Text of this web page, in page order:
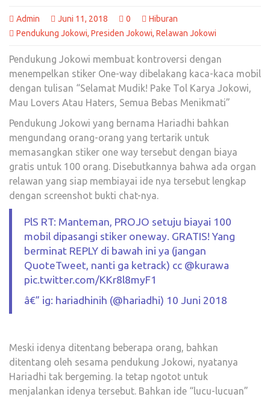
Admin Juni 11, 2018 0
Hiburan
Pendukung Jokowi, Presiden Jokowi, Relawan Jokowi
Pendukung Jokowi membuat kontroversi dengan
menempelkan stiker One-way dibelakang kaca-kaca mobil
dengan tulisan “Selamat Mudik! Pake Tol Karya Jokowi,
Mau Lovers Atau Haters, Semua Bebas Menikmati”
Pendukung Jokowi yang bernama Hariadhi bahkan
mengundang orang-orang yang tertarik untuk
memasangkan stiker one way tersebut dengan biaya
gratis untuk 100 orang. Disebutkannya bahwa ada organ
relawan yang siap membiayai ide nya tersebut lengkap
dengan screenshot bukti chat-nya.
PlS RT: Manteman, PROJO setuju biayai 100
mobil dipasangi stiker oneway. GRATIS! Yang
berminat REPLY di bawah ini ya (jangan
QuoteTweet, nanti ga ketrack) cc @kurawa
pic.twitter.com/KKr8l8myF1
â€” ig: hariadhinih (@hariadhi) 10 Juni 2018
Meski idenya ditentang beberapa orang, bahkan
ditentang oleh sesama pendukung Jokowi, nyatanya
Hariadhi tak bergeming. Ia tetap ngotot untuk
menjalankan idenya tersebut. Bahkan ide “lucu-lucuan”